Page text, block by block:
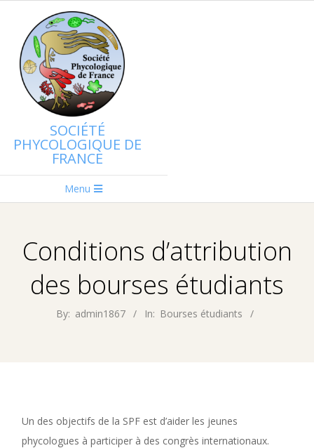
content
SOCIÉTÉ
PHYCOLOGIQUE DE
FRANCE
Navigation
Menu
Conditions d’attribution
des bourses étudiants
By: admin1867 In: Bourses étudiants
Un des objectifs de la SPF est d’aider les jeunes
phycologues à participer à des congrès internationaux.